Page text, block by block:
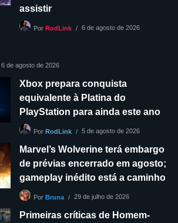
assistir
PorRodLink 6 de agosto de 2026
6 de agosto de 2026
Xbox prepara conquista
equivalente à Platina do
PlayStation para ainda este ano
PorRodLink 5 de agosto de 2026
Marvel’s Wolverine terá embargo
de prévias encerrado em agosto;
gameplay inédito está a caminho
PorBruna 29 de julho de 2026
Primeiras críticas de Homem-